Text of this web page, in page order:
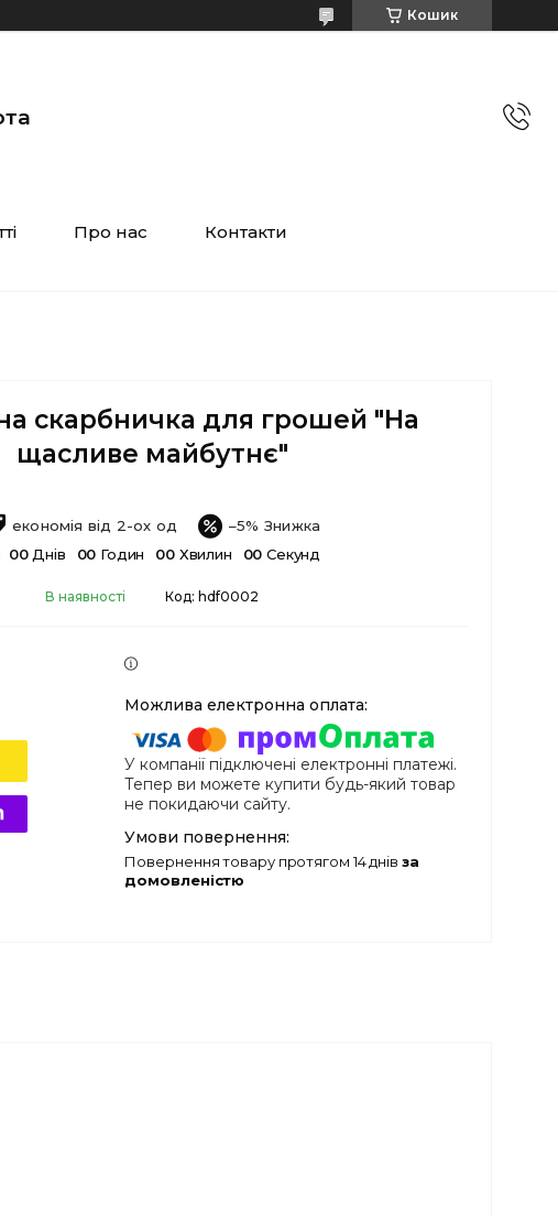
Кошик
Про нас Контакти
скарбничка для грошей "На
щасливе майбутнє"
економія від 2-ох од
–5%
00 Днів 00 Годин 00 Хвилин 00 Секунд
В наявності Код: hdf0002
У компанії підключені електронні платежі.
Тепер ви можете купити будь-який товар
не покидаючи сайту.
повернення товару протягом 14 днів за
домовленістю